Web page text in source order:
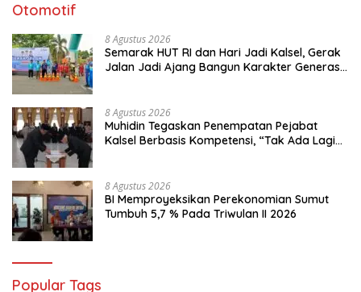
Otomotif
8 Agustus 2026
Semarak HUT RI dan Hari Jadi Kalsel, Gerak
Jalan Jadi Ajang Bangun Karakter Generasi
8 Agustus 2026
Muhidin Tegaskan Penempatan Pejabat
Kalsel Berbasis Kompetensi, “Tak Ada Lagi
8 Agustus 2026
BI Memproyeksikan Perekonomian Sumut
Tumbuh 5,7 % Pada Triwulan II 2026
Popular Tags